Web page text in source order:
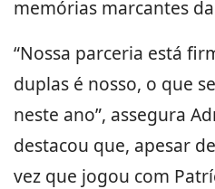
memórias marcantes
“Nossa parceria está
duplas é nosso, o que
neste ano”, assegura
destacou que, apesar
vez que jogou com